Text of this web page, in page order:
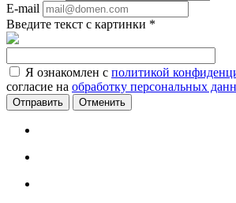
E-mail
Введите текст с картинки *
Я ознакомлен с политикой
согласие на обработку персональных
Отменить